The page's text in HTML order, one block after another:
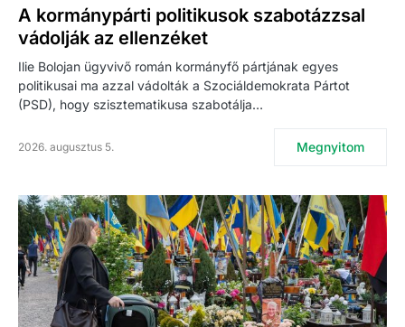
A kormánypárti politikusok szabotázzsal
vádolják az ellenzéket
Ilie Bolojan ügyvivő román kormányfő pártjának egyes
politikusai ma azzal vádolták a Szociáldemokrata Pártot
(PSD), hogy szisztematikusa szabotálja…
2026. augusztus 5. Megnyitom